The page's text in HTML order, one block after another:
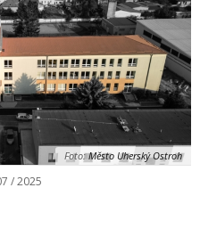
Foto:Město Uherský Ostroh
/ 2025